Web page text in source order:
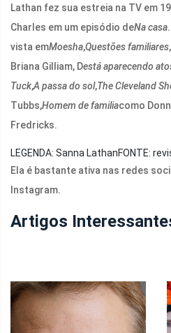
Lathan fez sua estreia na TV em
Charles em um episódio deNa casa
vista emMoesha,Questões familiares,
Briana Gilliam, Destá aparecendo
Tuck,A passa do sol,The Cleveland
Tubbs,Homem de familiacomo
Fredricks.
LEGENDA: Sanna LathanFONTE:
Ela é bastante ativa nas redes
Instagram.
Artigos